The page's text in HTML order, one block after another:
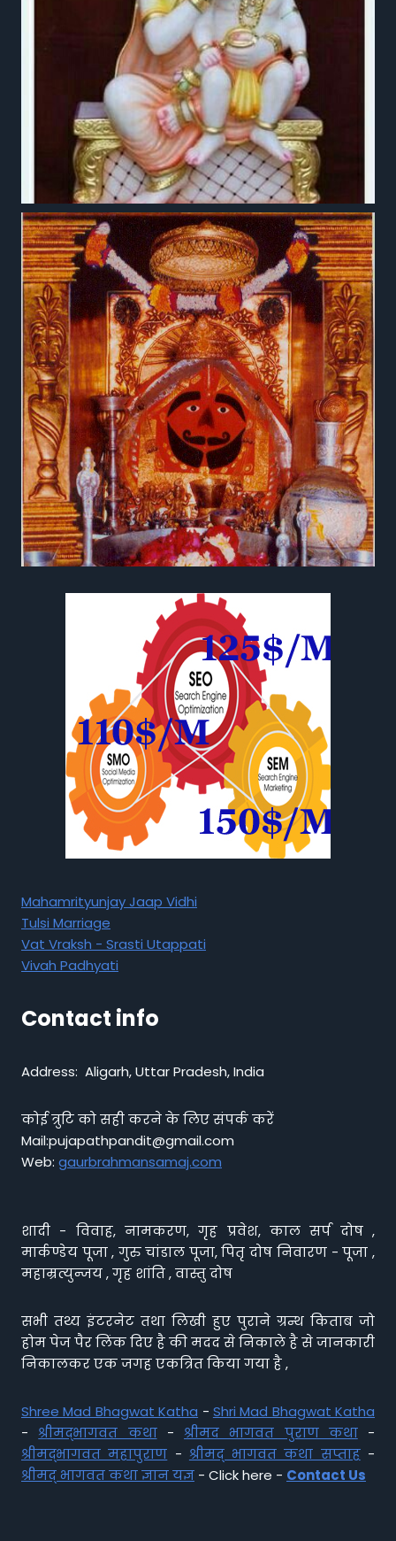
Mahamrityunjay Jaap Vidhi
Tulsi Marriage
Vat Vraksh - Srasti Utappati
Vivah Padhyati
Contact info
Address: Aligarh, Uttar Pradesh, India
कोई त्रुटि को सही करने के लिए संपर्क करें
Mail:pujapathpandit@gmail.com
Web: gaurbrahmansamaj.com
शादी - विवाह, नामकरण, गृह प्रवेश, काल सर्प दोष ,
मार्कण्डेय पूजा , गुरु चांडाल पूजा, पितृ दोष निवारण - पूजा ,
महाम्रत्युन्जय , गृह शांति , वास्तु दोष
सभी तथ्य इंटरनेट तथा लिखी हुए पुराने ग्रन्थ किताब जो
होम पेज पैर लिंक दिए है की मदद से निकाले है से जानकारी
निकालकर एक जगह एकत्रित किया गया है ,
Shree Mad Bhagwat Katha - Shri Mad Bhagwat Katha
- श्रीमद्भागवत कथा- श्रीमद भागवत पुराण कथा-
श्रीमद्भागवत महापुराण - श्रीमद् भागवत कथा सप्ताह-
श्रीमद् भागवत कथा ज्ञान यज्ञ - Click here - Contact Us